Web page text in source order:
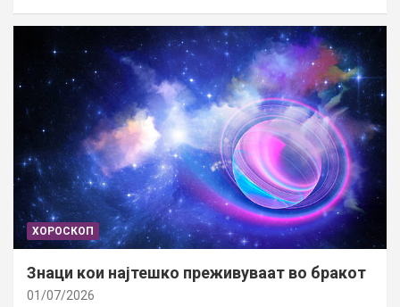
ХОРОСКОП
Знаци кои најтешко преживуваат во бракот
01/07/2026